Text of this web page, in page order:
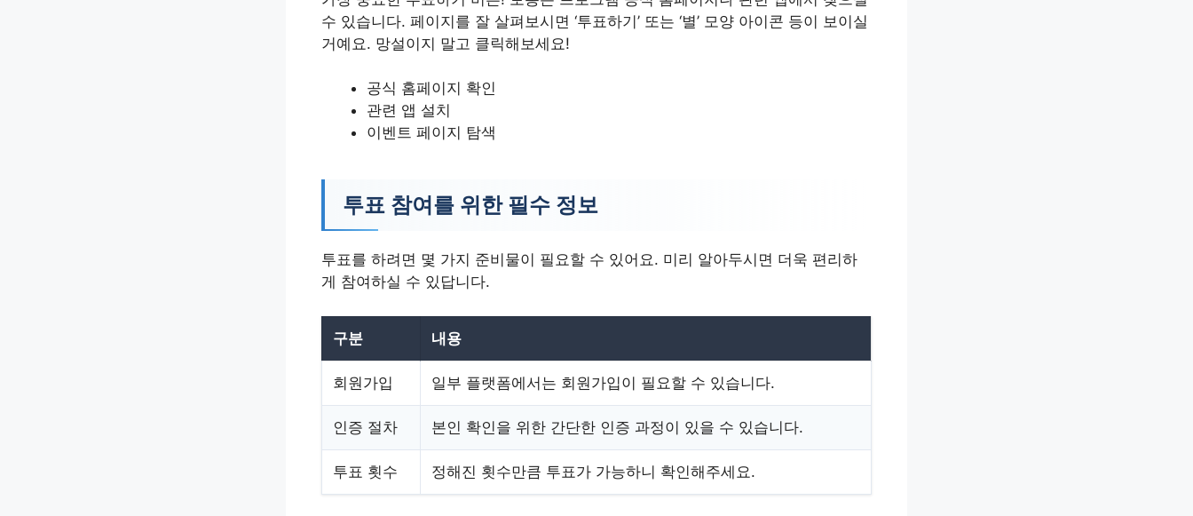
수 있습니다. 페이지를 잘 살펴보시면 ‘투표하기’ 또는 ‘별’ 모양 아이콘 등이 보이실
거예요. 망설이지 말고 클릭해보세요!
공식 홈페이지 확인
관련 앱 설치
이벤트 페이지 탐색
투표 참여를 위한 필수 정보
투표를 하려면 몇 가지 준비물이 필요할 수 있어요. 미리 알아두시면 더욱 편리하
게 참여하실 수 있답니다.
구분 내용
회원가입 일부 플랫폼에서는 회원가입이 필요할 수 있습니다.
인증 절차 본인 확인을 위한 간단한 인증 과정이 있을 수 있습니다.
투표 횟수 정해진 횟수만큼 투표가 가능하니 확인해주세요.